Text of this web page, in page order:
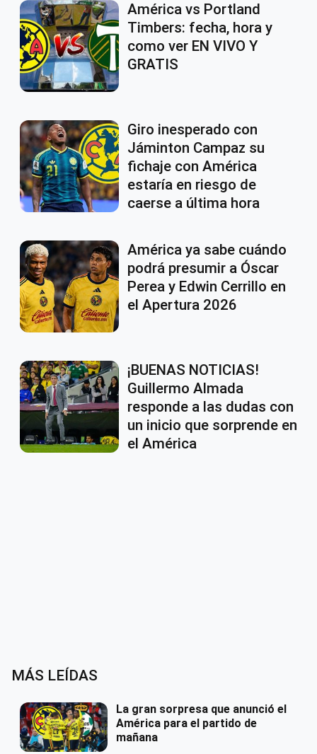
América vs Portland
Timbers: fecha, hora y
como ver EN VIVO Y
GRATIS
Giro inesperado con
Jáminton Campaz su
fichaje con América
estaría en riesgo de
caerse a última hora
América ya sabe cuándo
podrá presumir a Óscar
Perea y Edwin Cerrillo en
el Apertura 2026
¡BUENAS NOTICIAS!
Guillermo Almada
responde a las dudas con
un inicio que sorprende en
el América
MÁS LEÍDAS
La gran sorpresa que anunció el
América para el partido de
mañana